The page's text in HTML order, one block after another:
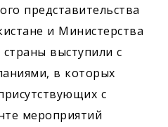
представительства
и Министерства
выступили с
в которых
с
мероприятий